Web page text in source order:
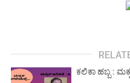
ಕಲಿಕಾ ಹಬ್ಬ :